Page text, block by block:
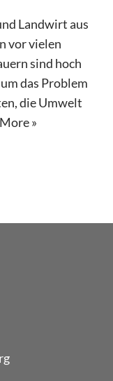
Landwirt aus
vor vielen
sind hoch
das Problem
die Umwelt
»